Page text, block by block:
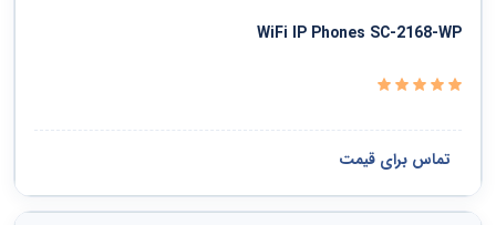
WiFi IP Phones SC-2168-WP
تماس برای قیمت